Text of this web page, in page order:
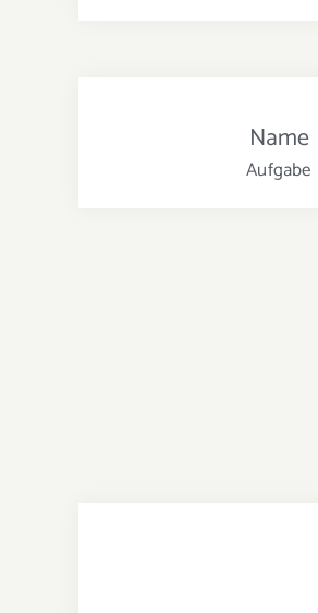
Name
Aufgabe